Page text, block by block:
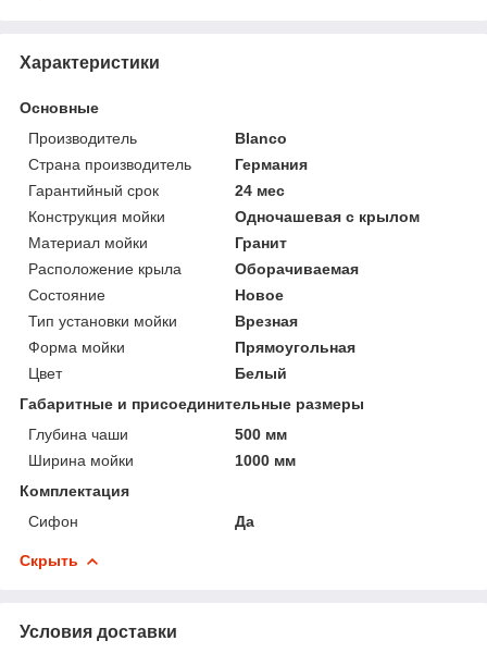
Характеристики
Основные
Производитель
Blanco
Страна производитель
Германия
Гарантийный срок
24 мес
Конструкция мойки
Одночашевая с крылом
Материал мойки
Гранит
Расположение крыла
Оборачиваемая
Состояние
Новое
Тип установки мойки
Врезная
Форма мойки
Прямоугольная
Цвет
Белый
Габаритные и присоединительные размеры
Глубина чаши
500 мм
Ширина мойки
1000 мм
Комплектация
Сифон
Да
Скрыть
Условия доставки